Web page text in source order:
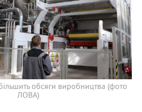
обсяги виробництва (фото
ЛОВА)